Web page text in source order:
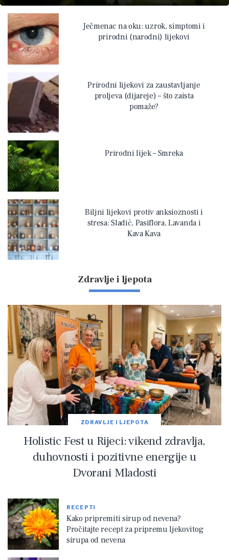
Ječmenac na oku: uzrok, simptomi i
prirodni (narodni) lijekovi
Prirodni lijekovi za zaustavljanje
proljeva (dijareje) – što zaista
pomaže?
Prirodni lijek – Smreka
Biljni lijekovi protiv anksioznosti i
stresa: Sladić, Pasiflora, Lavanda i
Kava Kava
Zdravlje i ljepota
ZDRAVLJE I LJEPOTA
Holistic Fest u Rijeci: vikend zdravlja,
duhovnosti i pozitivne energije u
Dvorani Mladosti
RECEPTI
Kako pripremiti sirup od nevena?
Pročitajte recept za pripremu ljekovitog
sirupa od nevena